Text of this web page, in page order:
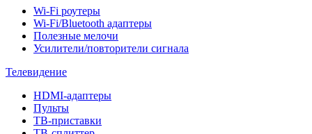
Wi-Fi роутеры
Wi-Fi/Bluetooth адаптеры
Полезные мелочи
Усилители/повторители сигнала
Телевидение
HDMI-адаптеры
Пульты
ТВ-приставки